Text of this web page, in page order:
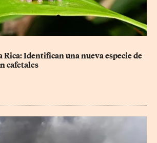
Rica: Identifican una nueva especie de
cafetales